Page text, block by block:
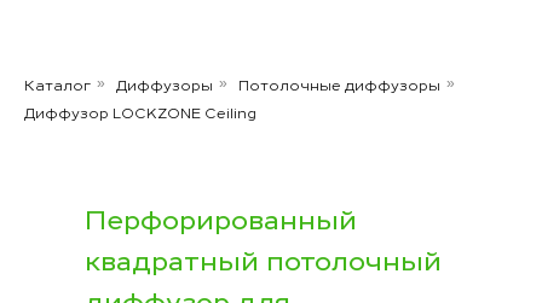
Каталог » Диффузоры » Потолочные диффузоры »
Диффузор LOCKZONE Ceiling
Перфорированный
квадратный потолочный